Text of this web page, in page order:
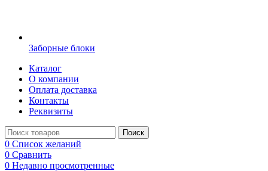
Заборные блоки
Каталог
О компании
Оплата доставка
Контакты
Реквизиты
Поиск
0 Список желаний
0 Сравнить
0 Недавно просмотренные